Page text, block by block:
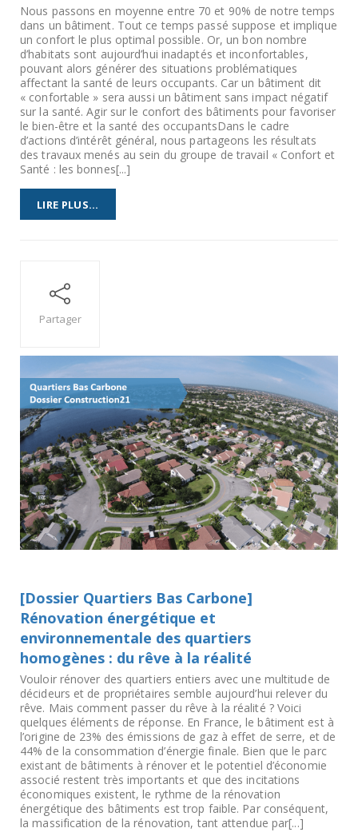
Nous passons en moyenne entre 70 et 90% de notre temps
dans un bâtiment. Tout ce temps passé suppose et implique
un confort le plus optimal possible. Or, un bon nombre
d’habitats sont aujourd’hui inadaptés et inconfortables,
pouvant alors générer des situations problématiques
affectant la santé de leurs occupants. Car un bâtiment dit
« confortable » sera aussi un bâtiment sans impact négatif
sur la santé. Agir sur le confort des bâtiments pour favoriser
le bien-être et la santé des occupantsDans le cadre
d’actions d’intérêt général, nous partageons les résultats
des travaux menés au sein du groupe de travail « Confort et
Santé : les bonnes[...]
LIRE PLUS...
Partager
[Dossier Quartiers Bas Carbone]
Rénovation énergétique et
environnementale des quartiers
homogènes : du rêve à la réalité
Vouloir rénover des quartiers entiers avec une multitude de
décideurs et de propriétaires semble aujourd’hui relever du
rêve. Mais comment passer du rêve à la réalité ? Voici
quelques éléments de réponse. En France, le bâtiment est à
l’origine de 23% des émissions de gaz à effet de serre, et de
44% de la consommation d’énergie finale. Bien que le parc
existant de bâtiments à rénover et le potentiel d’économie
associé restent très importants et que des incitations
économiques existent, le rythme de la rénovation
énergétique des bâtiments est trop faible. Par conséquent,
la massification de la rénovation, tant attendue par[...]